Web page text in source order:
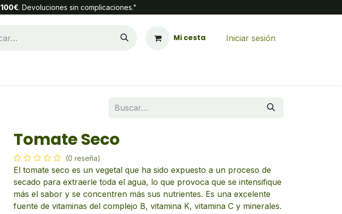
100€. Devoluciones sin complicaciones."
Mi cesta Iniciar sesión
Tomate Seco
(0 reseña)
El tomate seco es un vegetal que ha sido expuesto a un proceso de
secado para extraerle toda el agua, lo que provoca que se intensifique
más el sabor y se concentren más sus nutrientes. Es una excelente
fuente de vitaminas del complejo B, vitamina K, vitamina C y minerales.